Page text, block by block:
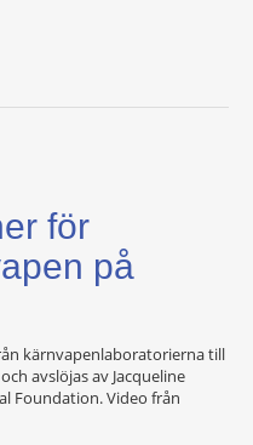
för
på
kärnvapenlaboratorierna till
avslöjas av Jacqueline
Foundation. Video från